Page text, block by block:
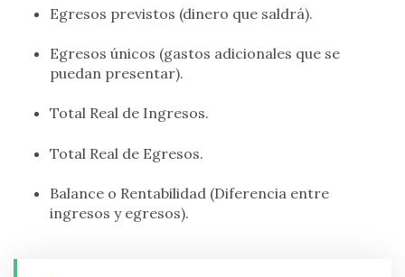
Egresos previstos (dinero que saldrá).
Egresos únicos (gastos adicionales que se
puedan presentar).
Total Real de Ingresos.
Total Real de Egresos.
Balance o Rentabilidad (Diferencia entre
ingresos y egresos).